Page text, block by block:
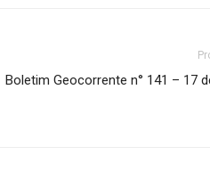
Boletim Geocorrente n° 141 – 17